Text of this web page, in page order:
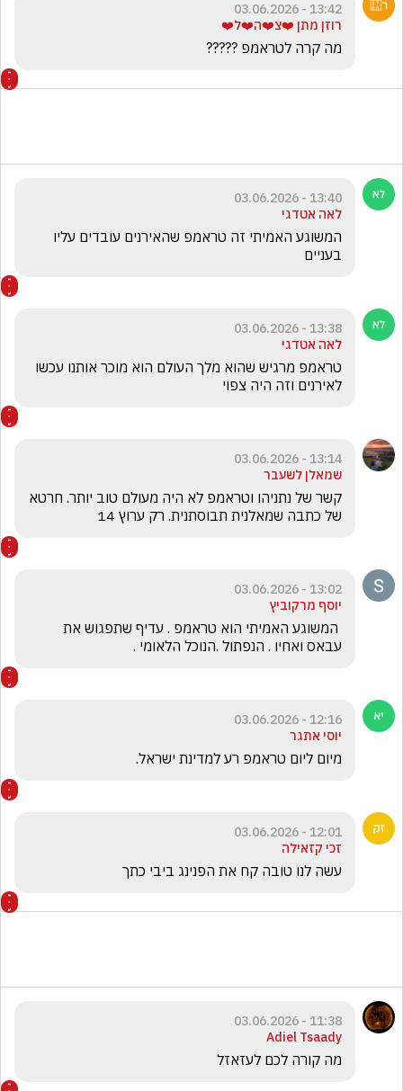
13:42 - 03.06.2026
רוזן מתן ❤️צ❤️ה❤️ל❤️
מה קרה לטראמפ ?????
13:40 - 03.06.2026
לאה אטדגי
בעניים
13:38 - 03.06.2026
לאה אטדגי
לאירנים וזה היה צפוי
13:14 - 03.06.2026
שמאלן לשעבר
של כתבה שמאלנית תבוסתנית. רק ערוץ 14
13:02 - 03.06.2026
יוסף מרקוביץ
עבאס ואחיו . הנפתול .הנוכל הלאומי .
12:16 - 03.06.2026
יוסי אתגר
מיום ליום טראמפ רע למדינת ישראל.
12:01 - 03.06.2026
זכי קזאילה
עשה לנו טובה קח את הפנינג ביבי כתך
11:38 - 03.06.2026
Adiel Tsaady
מה קורה לכם לעזאזל